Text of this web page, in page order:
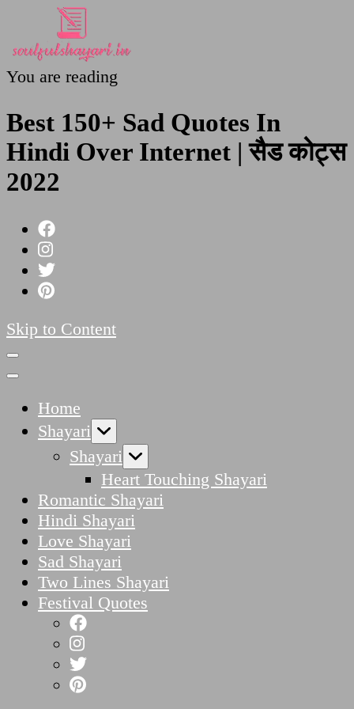
Poetries
You are reading
Best 150+ Sad Quotes In
Hindi Over Internet | सैड कोट्स
2022
Skip to Content
Home
Shayari
Shayari
Heart Touching Shayari
Romantic Shayari
Hindi Shayari
Love Shayari
Sad Shayari
Two Lines Shayari
Festival Quotes